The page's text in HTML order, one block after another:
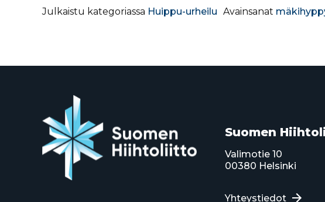
Julkaistu kategoriassa Huippu-urheilu Avainsanat
Suomen
Valimotie 10
00380 Helsinki
Yhteystiedot